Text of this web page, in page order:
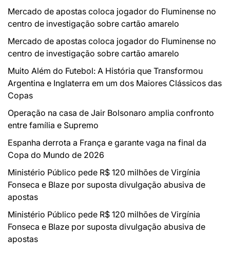
Mercado de apostas coloca jogador do Fluminense no
centro de investigação sobre cartão amarelo
Mercado de apostas coloca jogador do Fluminense no
centro de investigação sobre cartão amarelo
Muito Além do Futebol: A História que Transformou
Argentina e Inglaterra em um dos Maiores Clássicos das
Copas
Operação na casa de Jair Bolsonaro amplia confronto
entre família e Supremo
Espanha derrota a França e garante vaga na final da
Copa do Mundo de 2026
Ministério Público pede R$ 120 milhões de Virgínia
Fonseca e Blaze por suposta divulgação abusiva de
apostas
Ministério Público pede R$ 120 milhões de Virgínia
Fonseca e Blaze por suposta divulgação abusiva de
apostas